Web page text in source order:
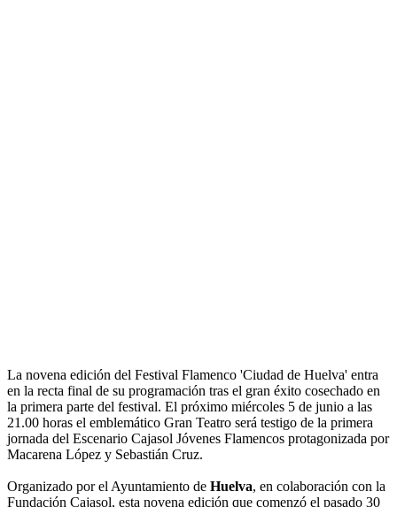
La novena edición del Festival Flamenco 'Ciudad de Huelva' entra
en la recta final de su programación tras el gran éxito cosechado en
la primera parte del festival. El próximo miércoles 5 de junio a las
21.00 horas el emblemático Gran Teatro será testigo de la primera
jornada del Escenario Cajasol Jóvenes Flamencos protagonizada por
Macarena López y Sebastián Cruz.
Organizado por el Ayuntamiento de Huelva, en colaboración con la
Fundación Cajasol, esta novena edición que comenzó el pasado 30